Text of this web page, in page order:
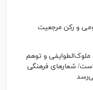
و رکن مرجعیت
و توهم
است/ شعارهای فرهنگی